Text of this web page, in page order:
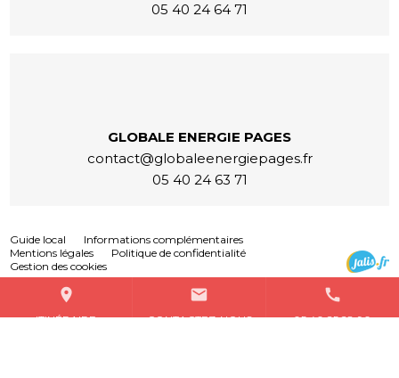
place
ITINÉRAIRE
mail
CONTACTEZ-NOUS
call
05 40 25 28 90
05 40 24 64 71
GLOBALE ENERGIE PAGES
contact@globaleenergiepages.fr
05 40 24 63 71
Guide local
Informations complémentaires
Mentions légales
Politique de confidentialité
Gestion des cookies